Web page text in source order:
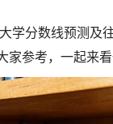
学分数线预测及
参考，一起来看